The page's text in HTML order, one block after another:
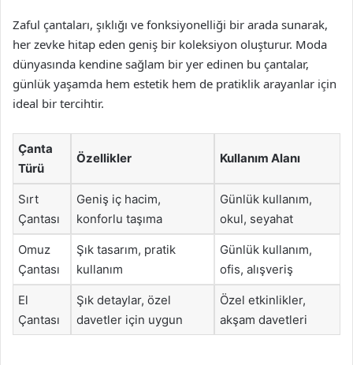
Zaful çantaları, şıklığı ve fonksiyonelliği bir arada sunarak,
her zevke hitap eden geniş bir koleksiyon oluşturur. Moda
dünyasında kendine sağlam bir yer edinen bu çantalar,
günlük yaşamda hem estetik hem de pratiklik arayanlar için
ideal bir tercihtir.
Çanta
Türü
Özellikler Kullanım Alanı
Sırt
Çantası
Geniş iç hacim,
konforlu taşıma
Günlük kullanım,
okul, seyahat
Omuz
Çantası
Şık tasarım, pratik
kullanım
Günlük kullanım,
ofis, alışveriş
El
Çantası
Şık detaylar, özel
davetler için uygun
Özel etkinlikler,
akşam davetleri